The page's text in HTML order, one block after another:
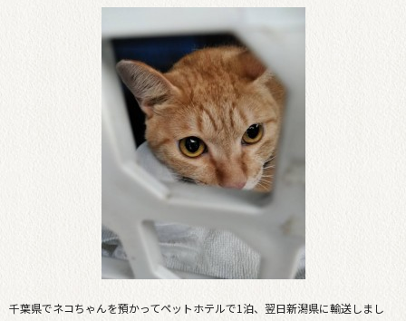
千葉県でネコちゃんを預かってペットホテルで1泊、翌日新潟県に輸送しまし